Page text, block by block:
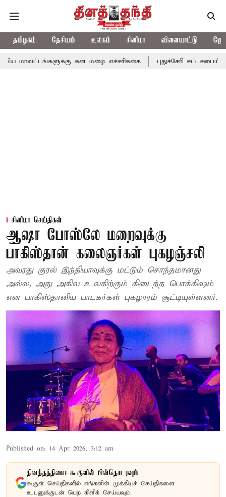
தமிழகம் தேசியம் உலகம் சினிமா விளையாட்டு
கன மழை எச்சரிக்கை புதுச்சேரி சட்டசபையில் வரும்
சினிமா செய்திகள்
ஆஷா போஸ்லே மறைவுக்கு
பாகிஸ்தான் கலைஞர்கள் புகழஞ்சலி
அவரது குரல் இந்தியாவுக்கு மட்டும் சொந்தமானது
அல்ல, அது அகில உலகிற்கும் கிடைத்த பொக்கிஷம்
என பாகிஸ்தானிய பாடகர்கள் புகழாரம் சூட்டியுள்ளனர்.
Published on: 14 Apr 2026, 3:12 am
தினத்தந்தியை கூகுளில் பின்தொடரவும்
கூகுள் செய்திகளில் எங்களின் முக்கியச் செய்திகளை
உடனுக்குடன் பெற கிளிக் செய்யவும்.